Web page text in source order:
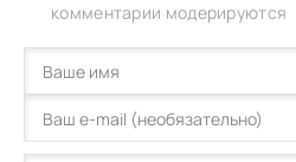
комментарии модерируются